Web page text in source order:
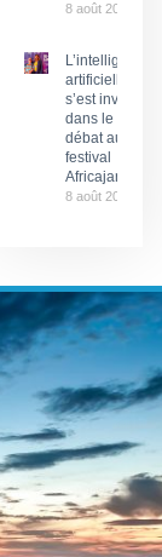
8 août 2026
L’intelligence
artificielle
s’est invitée
dans le
débat au
festival
Africajarc
8 août 2026